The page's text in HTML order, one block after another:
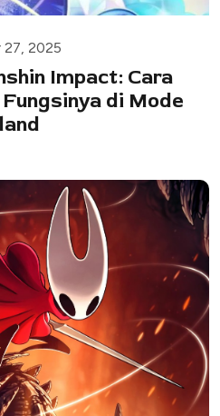
27, 2025
Impact: Cara
di Mode